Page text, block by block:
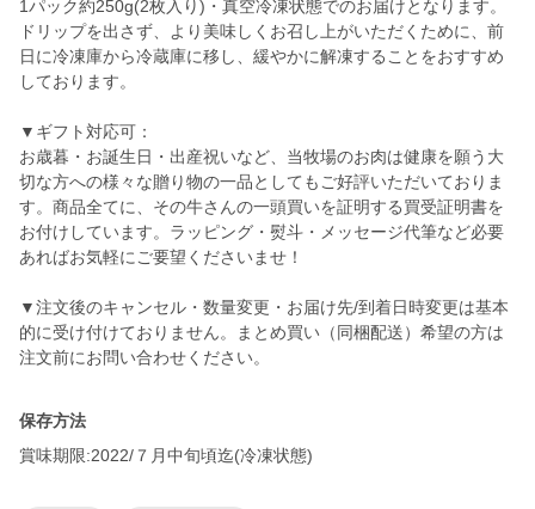
1パック約250g(2枚入り)・真空冷凍状態でのお届けとなります。
ドリップを出さず、より美味しくお召し上がいただくために、前
日に冷凍庫から冷蔵庫に移し、緩やかに解凍することをおすすめ
しております。
▼ギフト対応可：
お歳暮・お誕生日・出産祝いなど、当牧場のお肉は健康を願う大
切な方への様々な贈り物の一品としてもご好評いただいておりま
す。商品全てに、その牛さんの一頭買いを証明する買受証明書を
お付けしています。ラッピング・熨斗・メッセージ代筆など必要
あればお気軽にご要望くださいませ！
▼注文後のキャンセル・数量変更・お届け先/到着日時変更は基本
的に受け付けておりません。まとめ買い（同梱配送）希望の方は
保存方法
賞味期限:2022/７月中旬頃迄(冷凍状態)